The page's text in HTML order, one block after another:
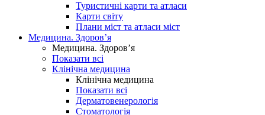
Туристичні карти та атласи
Карти світу
Плани міст та атласи міст
Медицина. Здоров’я
Медицина. Здоров’я
Показати всі
Клінічна медицина
Клінічна медицина
Показати всі
Дерматовенерологія
Стоматологія